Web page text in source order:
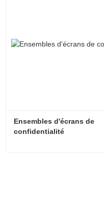
Ensembles d'écrans de
confidentialité